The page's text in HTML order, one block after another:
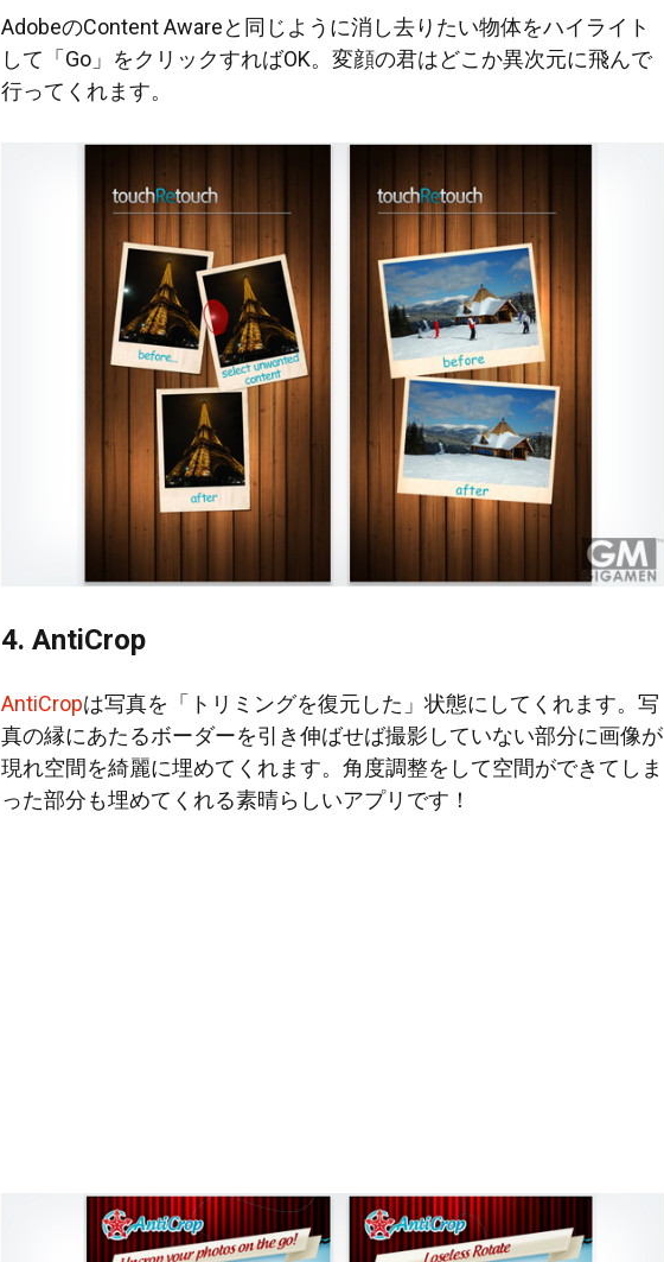
AdobeのContent Awareと同じように消し去りたい物体をハイライト
して「Go」をクリックすればOK。変顔の君はどこか異次元に飛んで
行ってくれます。
4. AntiCrop
AntiCropは写真を「トリミングを復元した」状態にしてくれます。写
真の縁にあたるボーダーを引き伸ばせば撮影していない部分に画像が
現れ空間を綺麗に埋めてくれます。角度調整をして空間ができてしま
った部分も埋めてくれる素晴らしいアプリです！